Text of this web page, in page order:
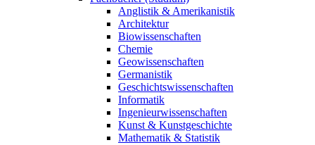
Anglistik & Amerikanistik
Architektur
Biowissenschaften
Chemie
Geowissenschaften
Germanistik
Geschichtswissenschaften
Informatik
Ingenieurwissenschaften
Kunst & Kunstgeschichte
Mathematik & Statistik